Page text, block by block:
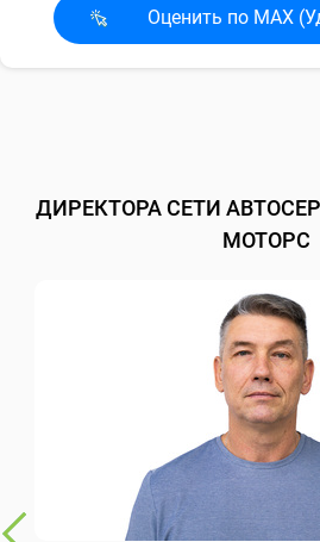
Оценить по MAX
ДИРЕКТОРА СЕТИ
МОТОРС